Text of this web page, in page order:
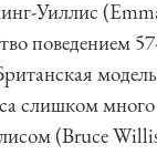
Уиллис
поведением
модель
слишком
(Bruce